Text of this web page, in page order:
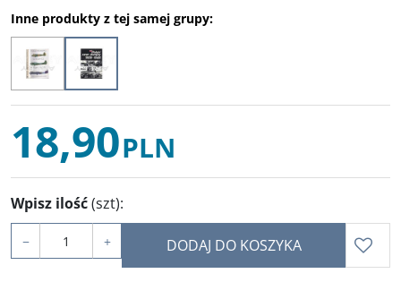
Inne produkty z tej samej grupy:
18,90PLN
Wpisz ilość(szt):
− + DODAJ DO KOSZYKA